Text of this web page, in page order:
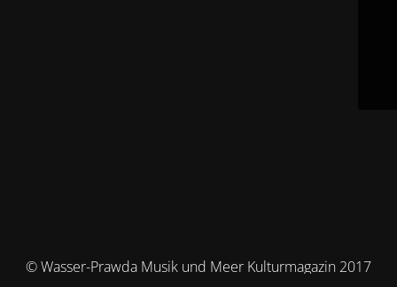
© Wasser-Prawda Musik und Meer Kulturmagazin 2017